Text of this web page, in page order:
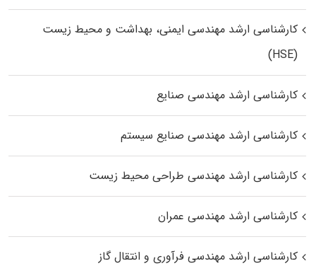
کارشناسی ارشد مهندسی ایمنی، بهداشت و محیط زیست
(HSE)
کارشناسی ارشد مهندسی صنایع
کارشناسی ارشد مهندسی صنایع سیستم
کارشناسی ارشد مهندسی طراحی محیط زیست
کارشناسی ارشد مهندسی عمران
کارشناسی ارشد مهندسی فرآوری و انتقال گاز